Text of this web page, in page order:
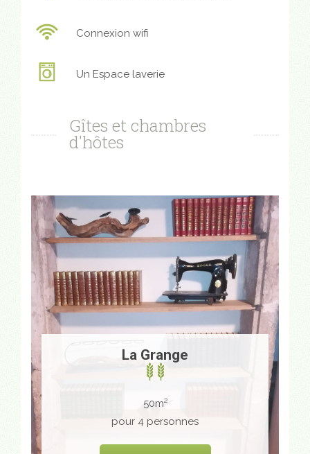
Connexion wifi
Un Espace laverie
Gîtes et chambres
d'hôtes
La Grange
50m²
pour 4 personnes